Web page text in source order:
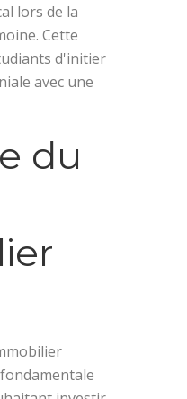
lors de la
Cette
d'initier
avec une
du